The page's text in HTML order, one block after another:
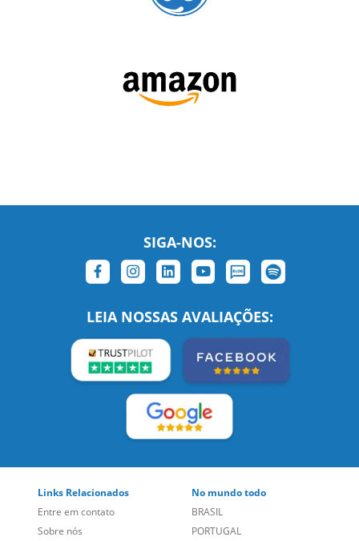
SIGA-NOS:
LEIA NOSSAS AVALIAÇÕES:
Links Relacionados
Entre em contato
Sobre nós
No mundo todo
BRASIL
PORTUGAL